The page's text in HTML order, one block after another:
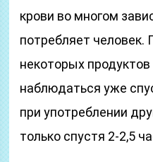
крови во многом
потребляет человек.
некоторых
наблюдаться уже
при употреблении
только спустя 2-2,5